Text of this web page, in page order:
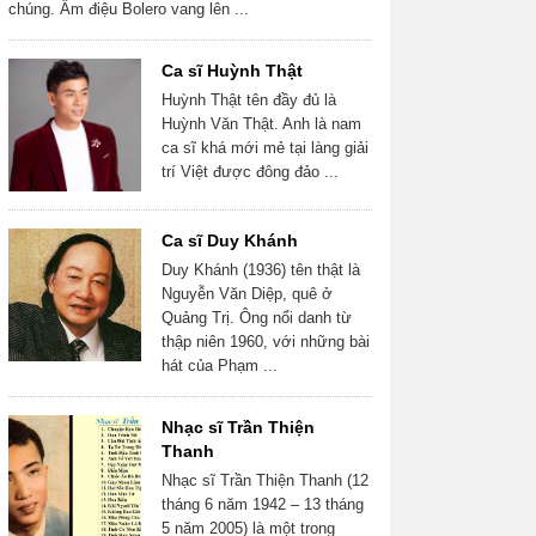
chúng. Âm điệu Bolero vang lên ...
Ca sĩ Huỳnh Thật
Huỳnh Thật tên đầy đủ là
Huỳnh Văn Thật. Anh là nam
ca sĩ khá mới mẻ tại làng giải
trí Việt được đông đảo ...
Ca sĩ Duy Khánh
Duy Khánh (1936) tên thật là
Nguyễn Văn Diệp, quê ở
Quảng Trị. Ông nổi danh từ
thập niên 1960, với những bài
hát của Phạm ...
Nhạc sĩ Trần Thiện
Thanh
Nhạc sĩ Trần Thiện Thanh (12
tháng 6 năm 1942 – 13 tháng
5 năm 2005) là một trong